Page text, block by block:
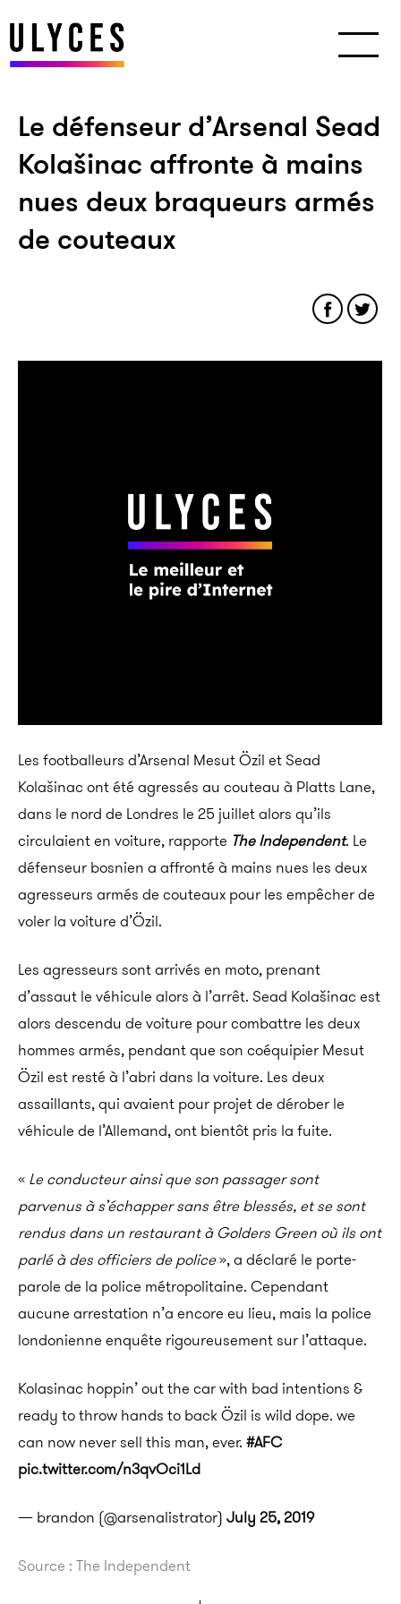
Le défenseur d’Arsenal Sead
Kolašinac affronte à mains
nues deux braqueurs armés
de couteaux
Les footballeurs d’Arsenal Mesut Özil et Sead
Kolašinac ont été agressés au couteau à Platts Lane,
dans le nord de Londres le 25 juillet alors qu’ils
circulaient en voiture, rapporte The Independent. Le
défenseur bosnien a affronté à mains nues les deux
agresseurs armés de couteaux pour les empêcher de
voler la voiture d’Özil.
Les agresseurs sont arrivés en moto, prenant
d’assaut le véhicule alors à l’arrêt. Sead Kolašinac est
alors descendu de voiture pour combattre les deux
hommes armés, pendant que son coéquipier Mesut
Özil est resté à l’abri dans la voiture. Les deux
assaillants, qui avaient pour projet de dérober le
véhicule de l’Allemand, ont bientôt pris la fuite.
« Le conducteur ainsi que son passager sont
parvenus à s’échapper sans être blessés, et se sont
rendus dans un restaurant à Golders Green où ils ont
parlé à des officiers de police», a déclaré le porte-
parole de la police métropolitaine. Cependant
aucune arrestation n’a encore eu lieu, mais la police
londonienne enquête rigoureusement sur l’attaque.
Kolasinac hoppin’ out the car with bad intentions &
ready to throw hands to back Özil is wild dope. we
can now never sell this man, ever. #AFC
pic.twitter.com/n3qvOci1Ld
— brandon (@arsenalistrator) July 25, 2019
Source : The Independent